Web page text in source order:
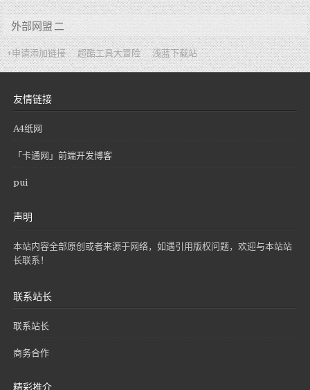
外部网盟 二
+申请添加链接 超酷工具大冒险 浅蓝下载站
友情链接
A4纸网
「卡通网」前端开发博客
pui
声明
本站内容全部原创或者来源于网络，如遇引用版权问题，欢迎与本站站
长联系！
联系站长
联系站长
商务合作
精彩推介